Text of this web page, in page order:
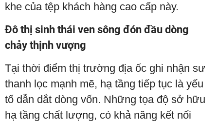
khe của tệp khách hàng cao cấp này.
Đô thị sinh thái ven sông đón đầu dòng
chảy thịnh vượng
Tại thời điểm thị trường địa ốc ghi nhận sư
thanh lọc mạnh mẽ, hạ tầng tiếp tục là yếu
tố dẫn dắt dòng vốn. Những tọa độ sở hữu
hạ tầng chất lượng, có khả năng kết nối